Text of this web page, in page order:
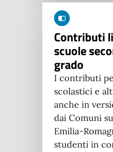
Contributi
scuole
grado
I contributi
scolastici e
anche in
dai Comuni
Emilia-
studenti in